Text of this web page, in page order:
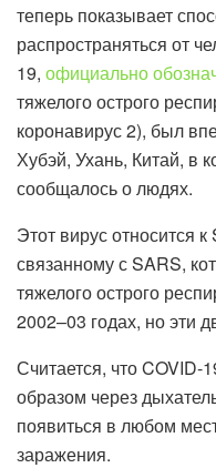
теперь показывает
распространяться от
19, официально
тяжелого острого
коронавирус 2), был
Хубэй, Ухань, Китай, в
сообщалось о людях.
Этот вирус относится
связанному с SARS,
тяжелого острого
2002–03 годах, но эти
Считается, что COVID-
образом через
появиться в любом
заражения.